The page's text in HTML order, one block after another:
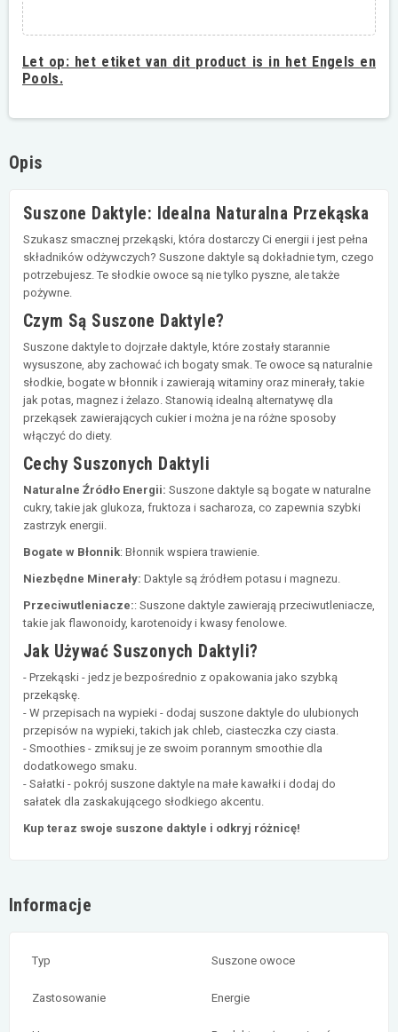
Let op: het etiket van dit product is in het Engels en
Pools.
Opis
Suszone Daktyle: Idealna Naturalna Przekąska
Szukasz smacznej przekąski, która dostarczy Ci energii i jest pełna
składników odżywczych? Suszone daktyle są dokładnie tym, czego
potrzebujesz. Te słodkie owoce są nie tylko pyszne, ale także
pożywne.
Czym Są Suszone Daktyle?
Suszone daktyle to dojrzałe daktyle, które zostały starannie
wysuszone, aby zachować ich bogaty smak. Te owoce są naturalnie
słodkie, bogate w błonnik i zawierają witaminy oraz minerały, takie
jak potas, magnez i żelazo. Stanowią idealną alternatywę dla
przekąsek zawierających cukier i można je na różne sposoby
włączyć do diety.
Cechy Suszonych Daktyli
Naturalne Źródło Energii: Suszone daktyle są bogate w naturalne
cukry, takie jak glukoza, fruktoza i sacharoza, co zapewnia szybki
zastrzyk energii.
Bogate w Błonnik: Błonnik wspiera trawienie.
Niezbędne Minerały: Daktyle są źródłem potasu i magnezu.
Przeciwutleniacze:: Suszone daktyle zawierają przeciwutleniacze,
takie jak flawonoidy, karotenoidy i kwasy fenolowe.
Jak Używać Suszonych Daktyli?
- Przekąski - jedz je bezpośrednio z opakowania jako szybką
przekąskę.
- W przepisach na wypieki - dodaj suszone daktyle do ulubionych
przepisów na wypieki, takich jak chleb, ciasteczka czy ciasta.
- Smoothies - zmiksuj je ze swoim porannym smoothie dla
dodatkowego smaku.
- Sałatki - pokrój suszone daktyle na małe kawałki i dodaj do
sałatek dla zaskakującego słodkiego akcentu.
Kup teraz swoje suszone daktyle i odkryj różnicę!
Informacje
Typ Suszone owoce
Zastosowanie Energie